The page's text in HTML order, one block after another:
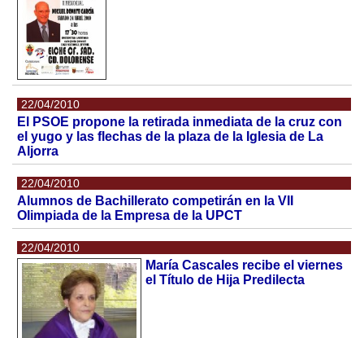
22/04/2010
El PSOE propone la retirada inmediata de la cruz con
el yugo y las flechas de la plaza de la Iglesia de La
Aljorra
22/04/2010
Alumnos de Bachillerato competirán en la VII
Olimpiada de la Empresa de la UPCT
22/04/2010
María Cascales recibe el viernes
el Título de Hija Predilecta